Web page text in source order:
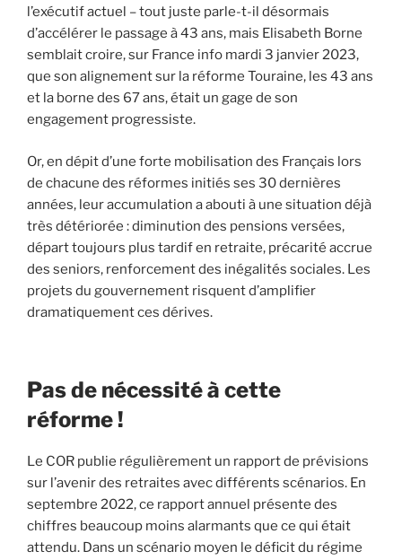
l’exécutif actuel – tout juste parle-t-il désormais
d’accélérer le passage à 43 ans, mais Elisabeth Borne
semblait croire, sur France info mardi 3 janvier 2023,
que son alignement sur la réforme Touraine, les 43 ans
et la borne des 67 ans, était un gage de son
engagement progressiste.
Or, en dépit d’une forte mobilisation des Français lors
de chacune des réformes initiés ses 30 dernières
années, leur accumulation a abouti à une situation déjà
très détériorée : diminution des pensions versées,
départ toujours plus tardif en retraite, précarité accrue
des seniors, renforcement des inégalités sociales. Les
projets du gouvernement risquent d’amplifier
dramatiquement ces dérives.
Pas de nécessité à cette
réforme !
Le COR publie régulièrement un rapport de prévisions
sur l’avenir des retraites avec différents scénarios. En
septembre 2022, ce rapport annuel présente des
chiffres beaucoup moins alarmants que ce qui était
attendu. Dans un scénario moyen le déficit du régime